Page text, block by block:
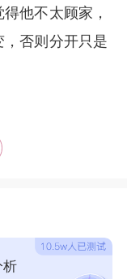
他不太顾家，
否则分开只是
中火药味有些
精打细算，坚
，不喜欢过度浪
任性，天生大
析